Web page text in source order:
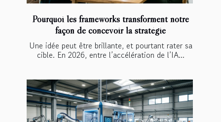
Pourquoi les frameworks transforment notre
façon de concevoir la stratégie
Une idée peut être brillante, et pourtant rater sa
cible. En 2026, entre l’accélération de l’IA...